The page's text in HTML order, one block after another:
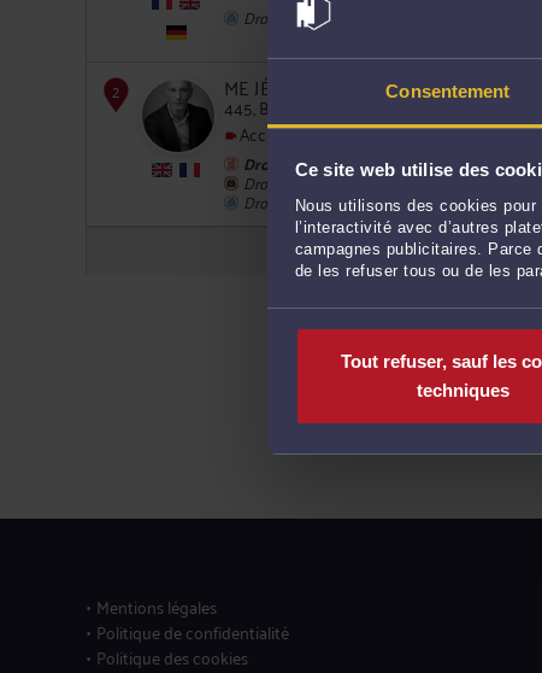
Consentement
Ce site web utilise des
Nous utilisons des cookies
l’interactivité avec d’autres
campagnes publicitaires. Parce
de les refuser tous ou de les
Tout refuser, sauf les
techniques
Droit des sociétés
ME JÉRÔME BRASSART
445, Boulevard Gambetta 59200
Accepte les consultations vidéo
Droit fiscal et droit douanier
Droit du travail
Droit des sociétés
Mentions légales
Politique de confidentialité
Politique des cookies